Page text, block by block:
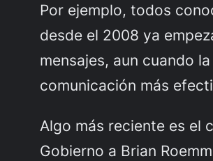
Por ejemplo, todos
desde el 2008 ya
mensajes, aun cuando
comunicación más
Algo más reciente es el
Gobierno a Brian